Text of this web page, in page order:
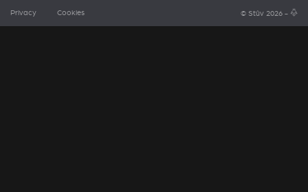
Privacy Cookies © Stûv 2026 - a